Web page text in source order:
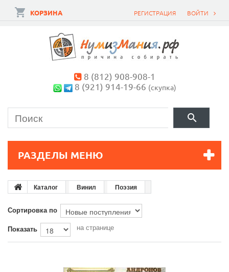
ВОЙТИ
РЕГИСТРАЦИЯ
КОРЗИНА
8 (812) 908-908-1
8 (921) 914-19-66 (скупка)
РАЗДЕЛЫ МЕНЮ
Каталог Винил Поэзия
Сортировка по
Показать
на странице